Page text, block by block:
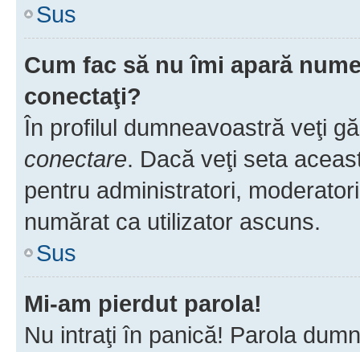
Sus
Cum fac să nu îmi apară
conectaţi?
În profilul dumneavoastră veţi
conectare. Dacă veţi seta
pentru administratori,
numărat ca utilizator ascuns.
Sus
Mi-am pierdut parola!
Nu intraţi în panică! Parola